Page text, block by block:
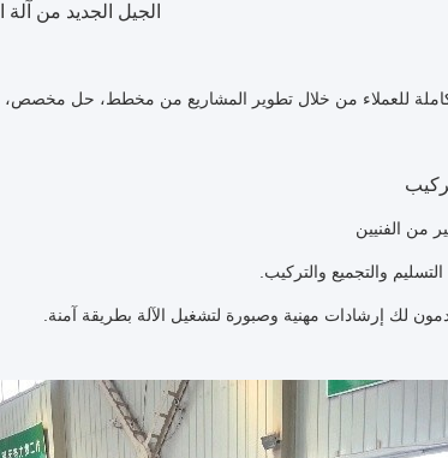
الجيل الجديد من آلة
للعملاء من خلال تطوير المشاريع من مخطط، حل مخصص،
من الفنيين
والتجميع والتركيب.
لك إرشادات مهنية وصبورة لتشغيل الآلة بطريقة آمنة.